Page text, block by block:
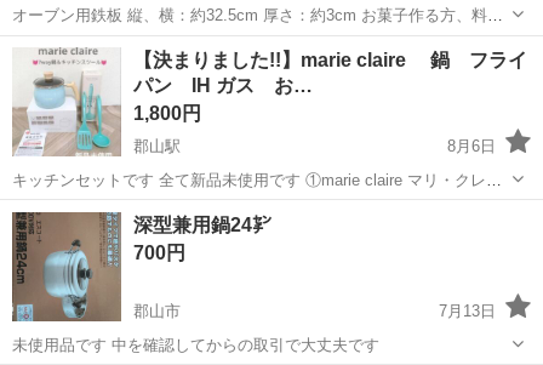
オーブン用鉄板 縦、横：約32.5cm 厚さ：約3cm お菓子作る方、料理
する方 いかがでしょうか？ 土日祝、平日、 時間さえ合えば中間地点
にてお渡しも可能 ご相談くださいm(_ _)m
福島 福島市 笹木野駅 調理器具
【決まりました!!】marie claire 鍋 フライ
パン IH ガス お…
1,800円
郡山駅
8月6日
キッチンセットです 全て新品未使用です ①marie claire マリ・クレー
ル ハンディクックパン15㎝ IH対応 MC-080 ガス火も対応しておりま
す 箱あり、取説あり※傷汚れはあります 撮影のため袋から出し...
福島 郡山市 郡山駅 調理器具
深型兼用鍋24㌢
700円
郡山市
7月13日
未使用品です 中を確認してからの取引で大丈夫です